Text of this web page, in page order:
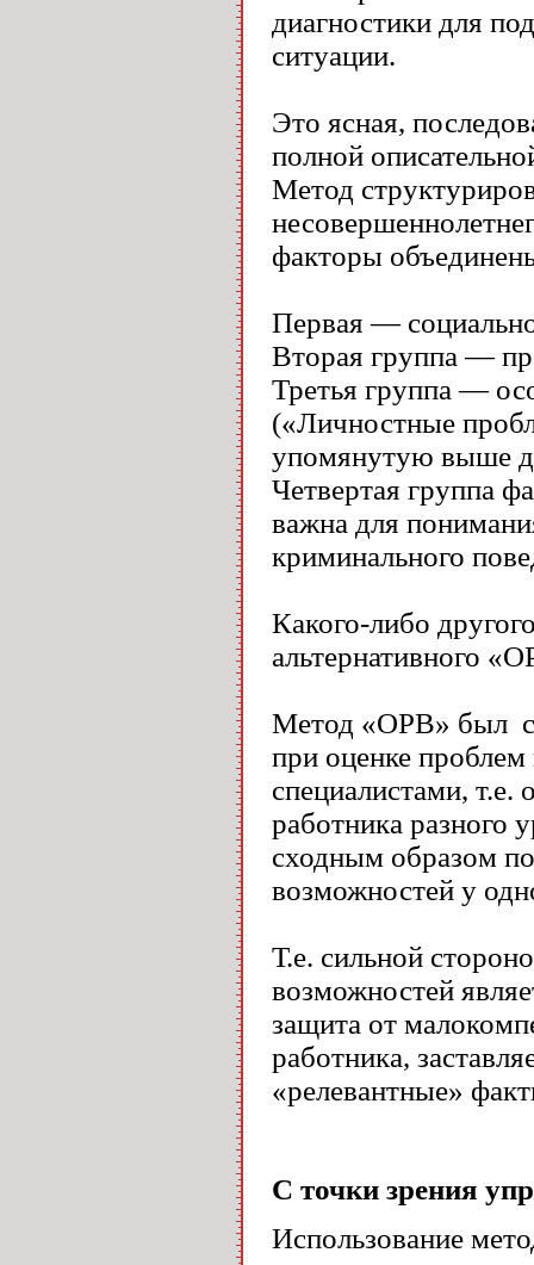
диагностики для
ситуации.
Это ясная,
полной
Метод
факторы
Первая —
Вторая группа —
Третья группа —
(«Личностные
упомянутую выше
Четвертая группа
важна для
криминального
Какого-либо
альтернативного
Метод «ОРВ» был
при оценке
специалистами,
работника разного
сходным образом
возможностей у
Т.е. сильной
возможностей
защита от
работника,
«релевантные»
С точки зрения
Использование